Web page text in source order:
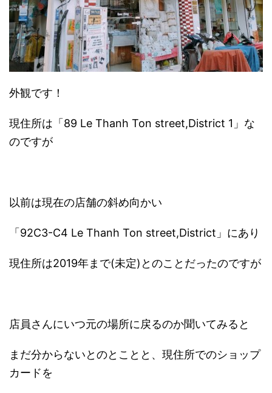
外観です！
現住所は「89 Le Thanh Ton street,District 1」な
のですが
以前は現在の店舗の斜め向かい
「92C3-C4 Le Thanh Ton street,District」にあり
現住所は2019年まで(未定)とのことだったのですが
店員さんにいつ元の場所に戻るのか聞いてみると
まだ分からないとのとことと、現住所でのショップ
カードを